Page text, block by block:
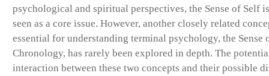
psychological and spiritual perspectives, the Sense of Self
seen as a core issue. However, another closely related
essential for understanding terminal psychology, the Sense
Chronology, has rarely been explored in depth. The
interaction between these two concepts and their possible